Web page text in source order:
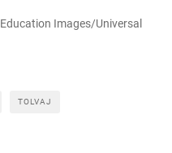
Images/Universal
TOLVAJ